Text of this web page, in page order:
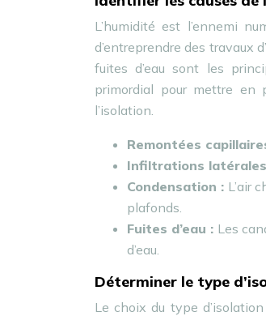
L’humidité est l’ennemi
d’entreprendre des travaux
fuites d’eau sont les
primordial pour mettre en
l’isolation.
Remontées
Infiltrations
Condensation : L’air
plafonds.
Fuites d’eau : Les
d’eau.
Déterminer le type
Le choix du type